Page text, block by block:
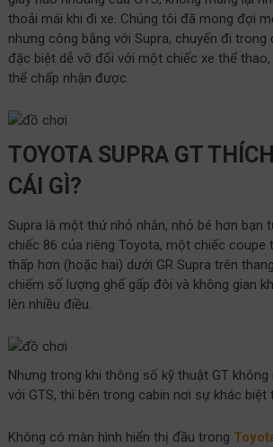
thoải mái khi đi xe. Chúng tôi đã mong đợi
nhưng công bằng với Supra, chuyến đi
đặc biệt dễ vỡ đối với một chiếc xe thể
thể chấp nhận được.
TOYOTA SUPRA GT
CÁI GÌ?
Supra là một thứ nhỏ nhắn, nhỏ bé hơn bạn
chiếc 86 của riêng Toyota, một chiếc coupe
thấp hơn (hoặc hai) dưới GR Supra trên
chiếm số lượng ghế gấp đôi và không gian
lên nhiều điều.
Nhưng trong khi thông số kỹ thuật GT
với GTS, thì bên trong cabin nơi sự khác biệt
Không có màn hình hiển thị đầu trong